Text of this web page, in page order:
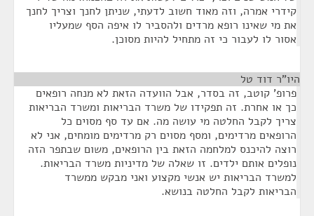
קידרי אמרה, וזה מאוד חשוב לדעתי, שניתן לחנך וצריך לחנך
את מי שאינו רופא מרדים ולהסביר לו איפה הסף שמעליו
אסור לו לעבור כי זה מתחיל להיות מסוכן.
היו"ר דוד טל
פרופ' קוטב, זה בסדר, אבל הוועדה הזאת לא מנחה רופאים
כך או אחרת. זה תפקידו של משרד הבריאות ומשרד הבריאות
צריך לקבל החלטה מי עושה מה. אם עד סף מסוים כל
הרופאים מרדימים, ומסף מסוים רק מרדימים מומחים, אני לא
רוצה להיכנס למלחמה הזאת בין הרופאים, משום שבתפר הזה
נופלים אותם ילדים. זו שאלה של מדיניות משרד הבריאות.
למשרד הבריאות יש אנשי מקצוע ואני מבקש ממשרד
הבריאות לקבל החלטה בנושא.